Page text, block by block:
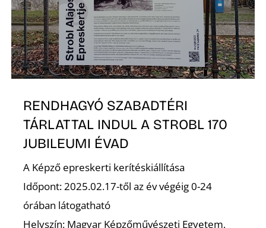
RENDHAGYÓ SZABADTÉRI
TÁRLATTAL INDUL A STROBL 170
JUBILEUMI ÉVAD
A Képző epreskerti kerítéskiállítása
Időpont: 2025.02.17-től az év végéig 0-24
órában látogatható
Helyszín: Magyar Képzőművészeti Egyetem,